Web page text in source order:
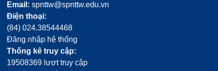
Email: spnttw@spnttw.edu.vn
Điện thoại:
(84) 024.38544468
Đăng nhập hệ thống
Thống kê truy cập:
19508369 lượt truy cập